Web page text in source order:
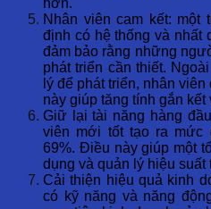
hơn.
Nhân viên cam kết:
định có hệ thống và nhất
đảm bảo rằng những
phát triển cần thiết.
lý để phát triển, nhân
này giúp tăng tính gắn
Giữ lại tài năng hàng
viên mới tốt tạo ra mức
69%. Điều này giúp một
dụng và quản lý hiệu suất
Cải thiện hiệu quả kinh
có kỹ năng và năng